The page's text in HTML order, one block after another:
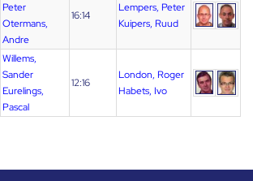
Peter
Otermans,
Andre
16:14
Lempers, Peter
Kuipers, Ruud
Willems,
Sander
Eurelings,
Pascal
12:16
London, Roger
Habets, Ivo